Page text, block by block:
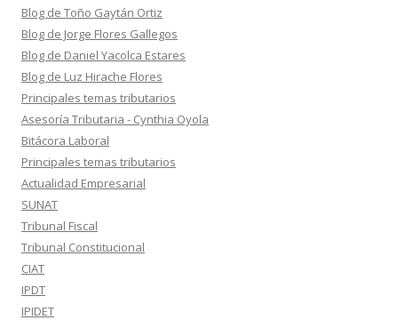
Blog de Toño Gaytán Ortiz
Blog de Jorge Flores Gallegos
Blog de Daniel Yacolca Estares
Blog de Luz Hirache Flores
Principales temas tributarios
Asesoría Tributaria - Cynthia Oyola
Bitácora Laboral
Principales temas tributarios
Actualidad Empresarial
SUNAT
Tribunal Fiscal
Tribunal Constitucional
CIAT
IPDT
IPIDET